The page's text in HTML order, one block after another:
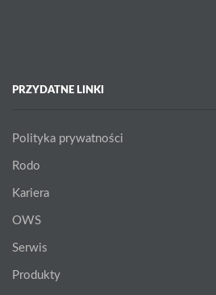
PRZYDATNE LINKI
Polityka prywatności
Rodo
Kariera
OWS
Serwis
Produkty